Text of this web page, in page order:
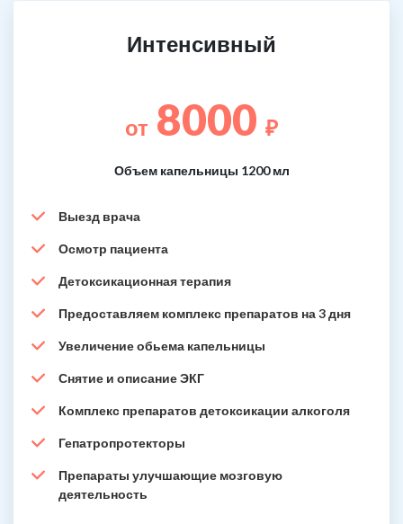
Интенсивный
от 8000 ₽
Объем капельницы 1200 мл
Выезд врача
Осмотр пациента
Детоксикационная терапия
Предоставляем комплекс препаратов на 3 дня
Увеличение обьема капельницы
Снятие и описание ЭКГ
Комплекс препаратов детоксикации алкоголя
Гепатропротекторы
Препараты улучшающие мозговую
деятельность